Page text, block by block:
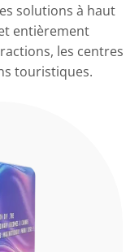
solutions à haut
entièrement
les centres
touristiques.